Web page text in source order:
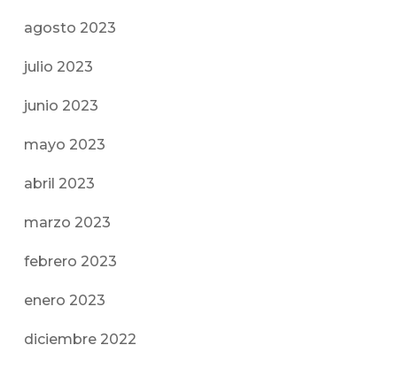
agosto 2023
julio 2023
junio 2023
mayo 2023
abril 2023
marzo 2023
febrero 2023
enero 2023
diciembre 2022